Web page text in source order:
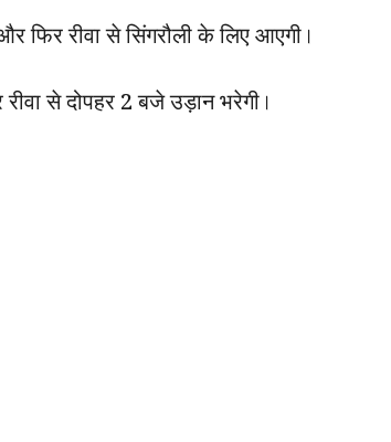
फिर रीवा से सिंगरौली के लिए आएगी।
से दोपहर 2 बजे उड़ान भरेगी।